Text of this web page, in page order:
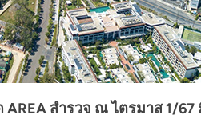
สำรวจ ณ ไตรมาส 1/